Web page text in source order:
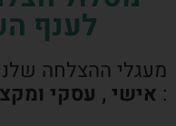
לענף
מעגלי ההצלחה
: אישי , עסקי